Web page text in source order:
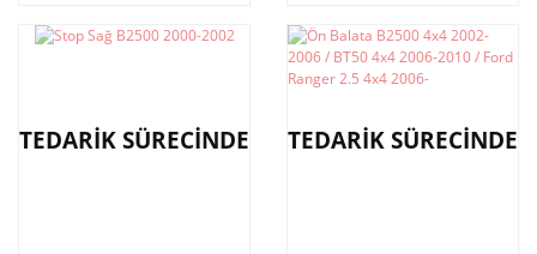
TEDARİK SÜRECİNDE TEDARİK SÜRECİNDE